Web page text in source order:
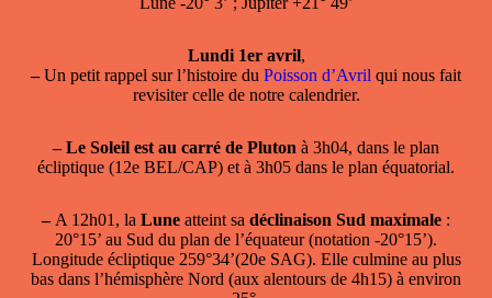
Lundi 1er avril,
–Un petit rappel sur l’histoire du Poisson d’Avril qui nous fait
revisiter celle de notre calendrier.
– Le Soleil est au carré de Pluton à 3h04, dans le plan
écliptique (12e BEL/CAP) et à 3h05 dans le plan équatorial.
–A 12h01, la Lune atteint sa déclinaison Sud maximale :
20°15’ au Sud du plan de l’équateur (notation -20°15’).
Longitude écliptique 259°34’(20e SAG). Elle culmine au plus
bas dans l’hémisphère Nord (aux alentours de 4h15) à environ